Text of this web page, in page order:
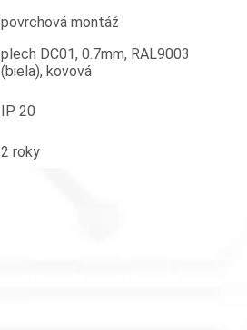
povrchová montáž
plech DC01, 0.7mm, RAL9003
(biela), kovová
IP 20
2 roky